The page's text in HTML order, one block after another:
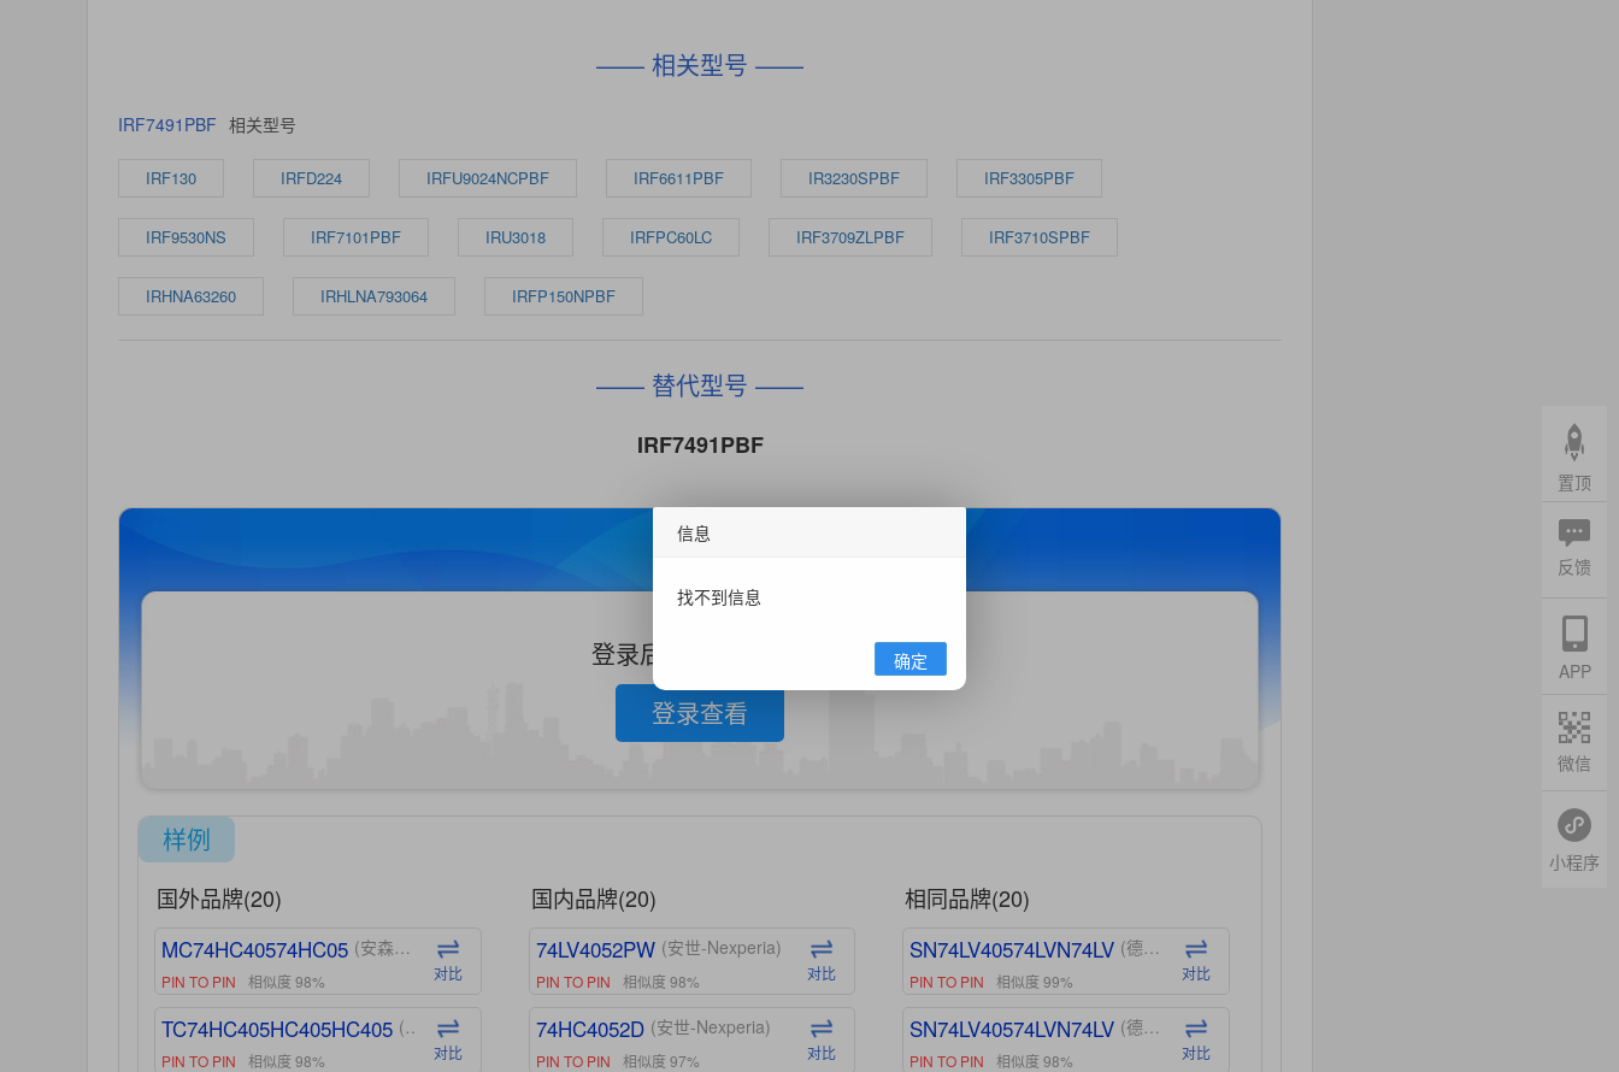
—— 相关型号 ——
IRF7491PBF 相关型号
IRF130 IRFD224 IRFU9024NCPBF IRF6611PBF IR3230SPBF IRF3305PBF
IRF9530NS IRF7101PBF IRU3018 IRFPC60LC IRF3709ZLPBF IRF3710SPBF
IRHNA63260 IRHLNA793064 IRFP150NPBF
—— 替代型号 ——
IRF7491PBF
登录后查看更多信息
登录查看
样例
国外品牌(20)
MC74HC40574HC05 (安森美-ON)
PIN TO PIN 相似度 98% 对比
TC74HC405HC405HC405 (东芝-Toshiba)
PIN TO PIN 相似度 98% 对比
国内品牌(20)
74LV4052PW (安世-Nexperia)
PIN TO PIN 相似度 98% 对比
74HC4052D (安世-Nexperia)
PIN TO PIN 相似度 97% 对比
相同品牌(20)
SN74LV40574LVN74LV (德州仪器-TI)
PIN TO PIN 相似度 99% 对比
SN74LV40574LVN74LV (德州仪器-TI)
PIN TO PIN 相似度 98% 对比
置顶
反馈
APP
微信
小程序
信息
找不到信息
确定